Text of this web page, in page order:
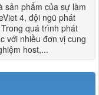
sản phẩm của sự làm
4, đội ngũ phát
quá trình phát
với nhiều đơn vị cung
host,...